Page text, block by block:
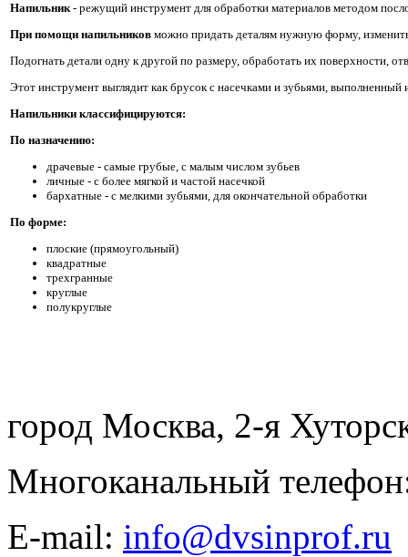
Напильник- режущий инструмент для обработки материалов методом
При помощи напильников можно придать деталям нужную форму,
Подогнать детали одну к другой по размеру, обработать их поверхности,
Этот инструмент выглядит как брусок с насечками и зубьями, выполненный
Напильники классифицируются:
По назначению:
драчевые - самые грубые, с малым числом зубьев
личные - с более мягкой и частой насечкой
бархатные - с мелкими зубьями, для окончательной обработки
По форме:
плоские (прямоугольный)
квадратные
трехгранные
круглые
полукруглые
город Москва, 2-я
Многоканальный
E-mail: info@dvsinprof.ru